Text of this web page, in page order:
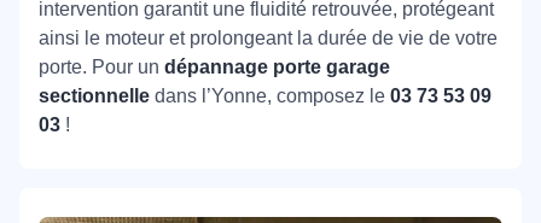
intervention garantit une fluidité retrouvée, protégeant
ainsi le moteur et prolongeant la durée de vie de votre
porte. Pour un dépannage porte garage
sectionnelle dans l’Yonne, composez le 03 73 53 09
03 !